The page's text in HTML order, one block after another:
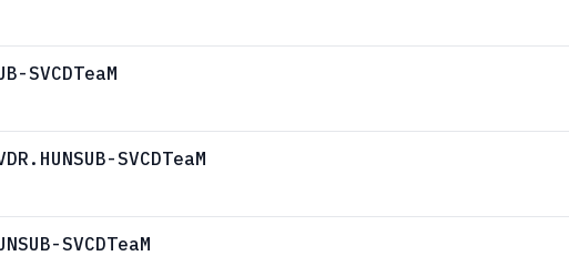
SVCDTeaM
SVCDTeaM
SVCDTeaM